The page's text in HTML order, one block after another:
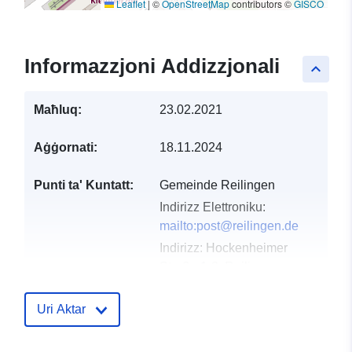
Leaflet | ©OpenStreetMapcontributors ©GISCO
keyboard_arrow_up
Informazzjoni Addizzjonali
Maħluq: 23.02.2021
Aġġornati: 18.11.2024
Punti ta' Kuntatt:
Gemeinde Reilingen
Indirizz Elettroniku:
mailto:post@reilingen.de
Indirizz: Hockenheimer
Uri Aktar